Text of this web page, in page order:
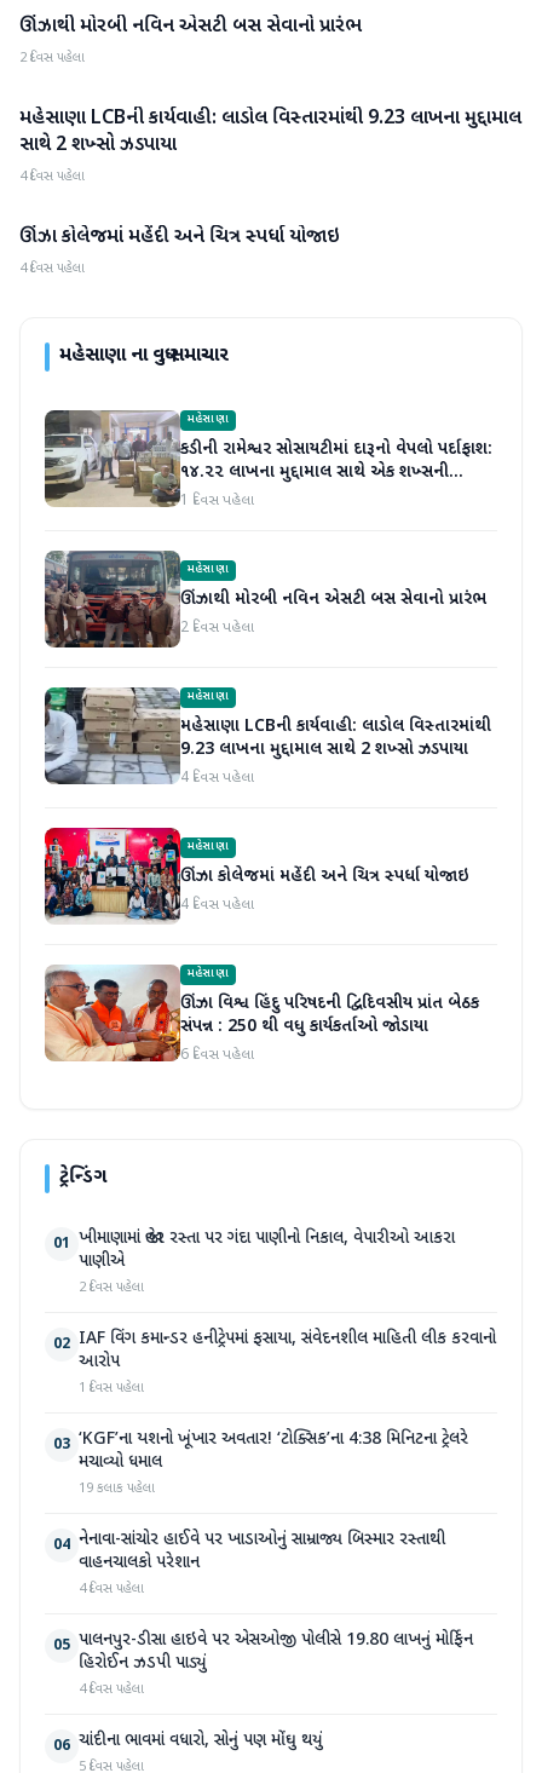
મહેસાણા
ઊંઝાથી મોરબી નવિન એસટી બસ સેવાનો પ્રારંભ
2 દિવસ પહેલા
મહેસાણા
મહેસાણા LCBની કાર્યવાહી: લાડોલ વિસ્તારમાંથી 9.23 લાખના મુદ્દામાલ
સાથે 2 શખ્સો ઝડપાયા
4 દિવસ પહેલા
મહેસાણા
ઊંઝા કોલેજમાં મહેંદી અને ચિત્ર સ્પર્ધા યોજાઇ
4 દિવસ પહેલા
મહેસાણાના વધુ સમાચાર
મહેસાણા
કડીની રામેશ્વર સોસાયટીમાં દારૂનો વેપલો પર્દાફાશ:
૧૪.૨૨ લાખના મુદ્દામાલ સાથે એક શખ્સની
ધરપકડ
1 દિવસ પહેલા
મહેસાણા
ઊંઝાથી મોરબી નવિન એસટી બસ સેવાનો પ્રારંભ
2 દિવસ પહેલા
મહેસાણા
મહેસાણા LCBની કાર્યવાહી: લાડોલ વિસ્તારમાંથી
9.23 લાખના મુદ્દામાલ સાથે 2 શખ્સો ઝડપાયા
4 દિવસ પહેલા
મહેસાણા
ઊંઝા કોલેજમાં મહેંદી અને ચિત્ર સ્પર્ધા યોજાઇ
4 દિવસ પહેલા
મહેસાણા
ઊંઝા વિશ્વ હિંદુ પરિષદની દ્વિદિવસીય પ્રાંત બેઠક
સંપન્ન : 250 થી વધુ કાર્યકર્તાઓ જોડાયા
6 દિવસ પહેલા
ટ્રેન્ડિંગ
01 ખીમાણામાં જાહેર રસ્તા પર ગંદા પાણીનો નિકાલ, વેપારીઓ આકરા
પાણીએ
2 દિવસ પહેલા
02 IAF વિંગ કમાન્ડર હનીટ્રેપમાં ફસાયા, સંવેદનશીલ માહિતી લીક કરવાનો
આરોપ
1 દિવસ પહેલા
03 ‘KGF’ના યશનો ખૂંખાર અવતાર! ‘ટોક્સિક’ના 4:38 મિનિટના ટ્રેલરે
મચાવ્યો ધમાલ
19 કલાક પહેલા
04 નેનાવા-સાંચોર હાઈવે પર ખાડાઓનું સામ્રાજ્ય બિસ્માર રસ્તાથી
વાહનચાલકો પરેશાન
4 દિવસ પહેલા
05 પાલનપુર-ડીસા હાઇવે પર એસઓજી પોલીસે 19.80 લાખનું મોર્ફિન
હિરોઈન ઝડપી પાડ્યું
4 દિવસ પહેલા
06 ચાંદીના ભાવમાં વધારો, સોનું પણ મોંઘુ થયું
5 દિવસ પહેલા